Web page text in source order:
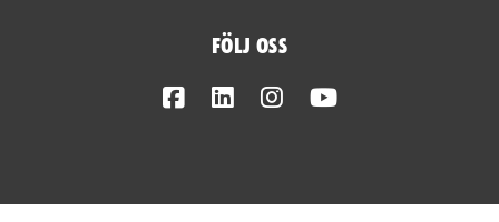
Följ oss
FacebookLinkedInInstagram